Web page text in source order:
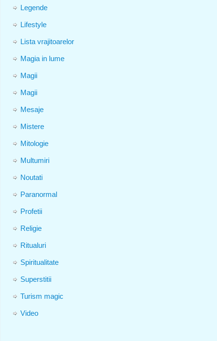
Legende
Lifestyle
Lista vrajitoarelor
Magia in lume
Magii
Magii
Mesaje
Mistere
Mitologie
Multumiri
Noutati
Paranormal
Profetii
Religie
Ritualuri
Spiritualitate
Superstitii
Turism magic
Video